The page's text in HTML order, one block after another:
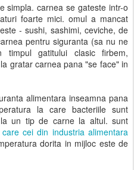
simpla. carnea se gateste intr-o
foarte mici. omul a mancat
- sushi, sashimi, ceviche, de
pentru siguranta (sa nu ne
gatitului clasic firbem,
gratar carnea pana "se face" in
alimentara inseamna pana
la care bacteriile sunt
un tip de carne la altul. sunt
cei din industria alimentara
dorita in mijloc este de